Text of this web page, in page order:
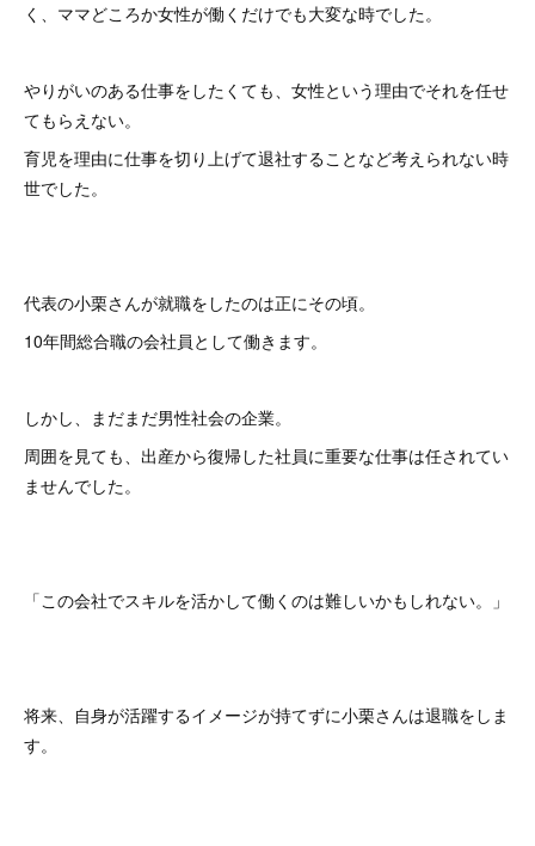
く、ママどころか女性が働くだけでも大変な時でした。
やりがいのある仕事をしたくても、女性という理由でそれを任せ
てもらえない。
育児を理由に仕事を切り上げて退社することなど考えられない時
世でした。
代表の小栗さんが就職をしたのは正にその頃。
10年間総合職の会社員として働きます。
しかし、まだまだ男性社会の企業。
周囲を見ても、出産から復帰した社員に重要な仕事は任されてい
ませんでした。
「この会社でスキルを活かして働くのは難しいかもしれない。」
将来、自身が活躍するイメージが持てずに小栗さんは退職をしま
す。